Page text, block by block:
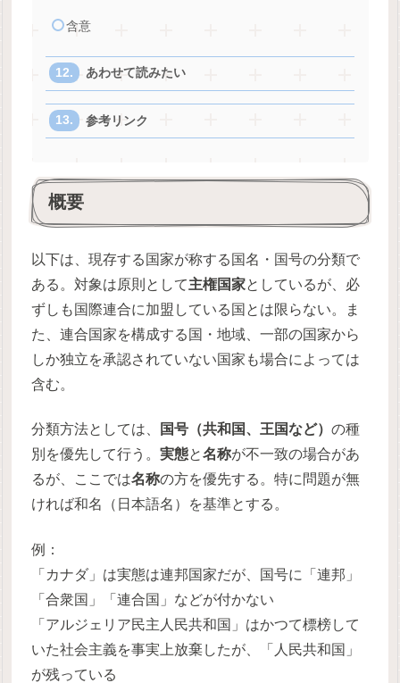
含意
あわせて読みたい
参考リンク
概要
以下は、現存する国家が称する国名・国号の分類で
ある。対象は原則として主権国家としているが、必
ずしも国際連合に加盟している国とは限らない。ま
た、連合国家を構成する国・地域、一部の国家から
しか独立を承認されていない国家も場合によっては
含む。
分類方法としては、 国号（共和国、王国など）の種
別を優先して行う。実態と名称が不一致の場合があ
るが、ここでは名称の方を優先する。特に問題が無
ければ和名（日本語名）を基準とする。
例：
「カナダ」は実態は連邦国家だが、国号に「連邦」
「合衆国」「連合国」などが付かない
「アルジェリア民主人民共和国」はかつて標榜して
いた社会主義を事実上放棄したが、「人民共和国」
が残っている